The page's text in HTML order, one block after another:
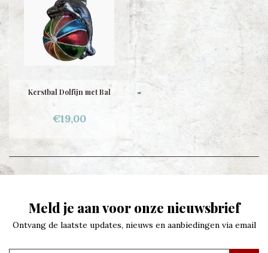
Kerstbal Dolfijn met Bal
€19,00
Meld je aan voor onze nieuwsbrief
Ontvang de laatste updates, nieuws en aanbiedingen via email